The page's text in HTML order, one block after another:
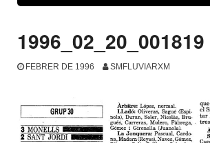
1996_02_20_001819
FEBRER DE 1996 SMFLUVIARXM